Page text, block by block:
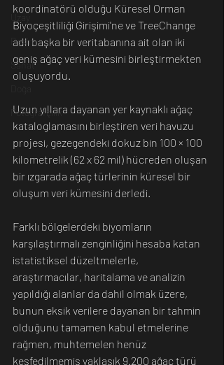
Resim
Sanat
Fotoğrafçılık
koordinatörü olduğu Küresel Orman
Biyoçeşitliliği Girişimi'ne ve TreeChange
adlı başka bir veritabanına ait olan iki
geniş ağaç veri kümesini birleştirmekten
oluşuyordu.
Uzun yıllara dayanan yer kaynaklı ağaç
kataloglamasını birleştiren veri havuzu
projesi, gezegendeki dokuz bin 100 × 100
kilometrelik (62 x 62 mil) hücreden oluşan
bir ızgarada ağaç türlerinin küresel bir
oluşum veri kümesini derledi.
Farklı bölgelerdeki biyomların
karşılaştırmalı zenginliğini hesaba katan
istatistiksel düzeltmelerle,
araştırmacılar, haritalama ve analizin
yapıldığı alanlar da dahil olmak üzere,
bunun eksik verilere dayanan bir tahmin
olduğunu tamamen kabul etmelerine
rağmen, muhtemelen henüz
keşfedilmemiş yaklaşık 9.200 ağaç türü